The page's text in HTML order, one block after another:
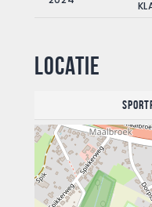
Locatie